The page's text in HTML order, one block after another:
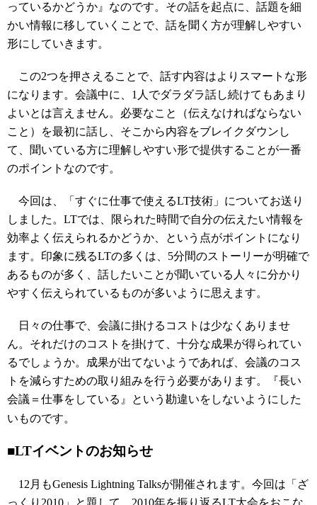
っているかどうか』なのです。その話を起点に、話題を細
かい情報に移していくことで、話を聞く方が理解しやすい
形にしていきます。
この2つを押さえることで、話す内容はよりスマートな形
になります。会議中に、1人でダラダラ話し続けてもあまり
よいとは言えません。必要なこと（伝えなければならない
こと）を最初に話し、そこから内容をブレイクダウンし
て、聞いている方に理解しやすい形で提供することが一番
のポイントなのです。
今回は、「すぐに仕事で使えるLT技術」についてお送り
しました。LTでは、限られた時間で自分の伝えたい情報を
効率よく伝えられるかどうか、という点がポイントになり
ます。印象に残るLTの多くは、5分間のストーリーが明確で
あるものが多く、話したいことが聞いている人々に分かり
やすく伝えられているものが多いように思えます。
日々の仕事で、会議に掛けるコストは少なくありませ
ん。それだけのコストを掛けて、十分な成果が得られてい
るでしょうか。成果が出てないようであれば、会議のコス
トを減らすための取り組みを行う必要があります。『長い
会議＝仕事をしている』という勘違いをしないようにした
いものです。
■LTイベントのお知らせ
12月もGenesis Lightning Talksが開催されます。今回は「ざ
っくり2010」と題して、2010年を振り返るLT大会をおこな